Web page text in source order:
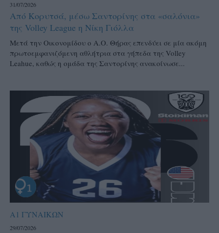
31/07/2026
Από Κορυτσά, μέσω Σαντορίνης στα «σαλόνια»
της Volley League η Νίκη Γιόλλα
Μετά την Οικονομίδου ο Α.Ο. Θήρας επενδύει σε μία ακόμη
πρωτοεμφανιζόμενη αθλήτρια στα γήπεδα της Volley
Leahue, καθώς η ομάδα της Σαντορίνης ανακοίνωσε...
Α1 ΓΥΝΑΙΚΩΝ
29/07/2026